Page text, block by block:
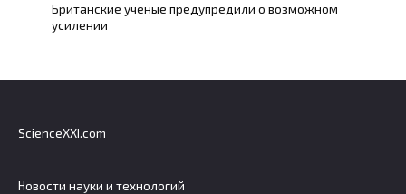
Британские ученые предупредили о возможном
усилении
ScienceXXI.com
Новости науки и технологий